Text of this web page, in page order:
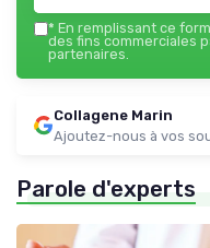
* En remplissant ce
des fins commerciales
partenaires.
Collagene Marin
Ajoutez-nous à vos
Parole d'experts